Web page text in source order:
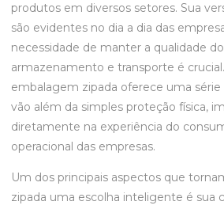
produtos em diversos setores. Sua
são evidentes no dia a dia das
necessidade de manter a qualidade
armazenamento e transporte é
embalagem zipada oferece uma
vão além da simples proteção física,
diretamente na experiência do
operacional das empresas.
Um dos principais aspectos que
zipada uma escolha inteligente é sua